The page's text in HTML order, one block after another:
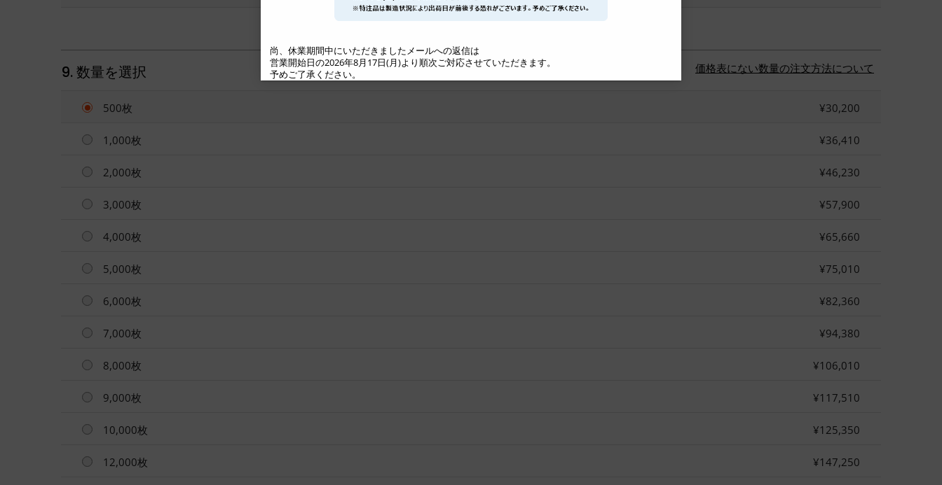
9. 数量を選択 価格表にない数量の注文方法について
500枚 ¥30,200
1,000枚 ¥36,410
2,000枚 ¥46,230
3,000枚 ¥57,900
4,000枚 ¥65,660
5,000枚 ¥75,010
6,000枚 ¥82,360
7,000枚 ¥94,380
8,000枚 ¥106,010
9,000枚 ¥117,510
10,000枚 ¥125,350
12,000枚 ¥147,250
尚、休業期間中にいただきましたメールへの返信は
営業開始日の2026年8月17日(月)より順次ご対応させていただきます。
予めご了承ください。